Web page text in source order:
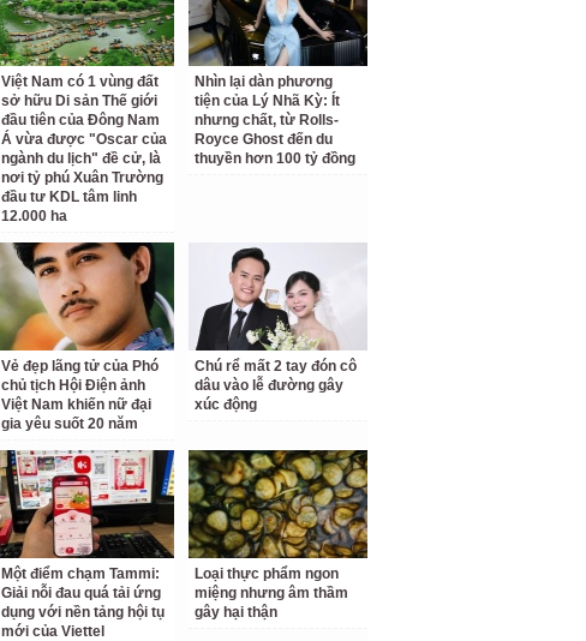
Việt Nam có 1 vùng đất
sở hữu Di sản Thế giới
đầu tiên của Đông Nam
Á vừa được "Oscar của
ngành du lịch" đề cử, là
nơi tỷ phú Xuân Trường
đầu tư KDL tâm linh
12.000 ha
Nhìn lại dàn phương
tiện của Lý Nhã Kỳ: Ít
nhưng chất, từ Rolls-
Royce Ghost đến du
thuyền hơn 100 tỷ đồng
Vẻ đẹp lãng tử của Phó
chủ tịch Hội Điện ảnh
Việt Nam khiến nữ đại
gia yêu suốt 20 năm
Chú rể mất 2 tay đón cô
dâu vào lễ đường gây
xúc động
Một điểm chạm Tammi:
Giải nỗi đau quá tải ứng
dụng với nền tảng hội tụ
mới của Viettel
Loại thực phẩm ngon
miệng nhưng âm thầm
gây hại thận